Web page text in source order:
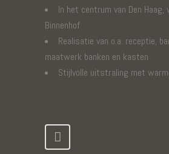
In het centrum van Den Haag,
Binnenhof
Realisatie van o.a. receptie,
maatwerk banken en kasten
Stijlvolle uitstraling met